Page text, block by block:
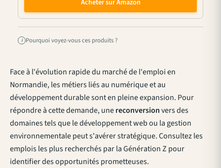
i Pourquoi voyez-vous ces produits ?
Face à l'évolution rapide du marché de l'emploi en
Normandie, les métiers liés au numérique et au
développement durable sont en pleine expansion. Pour
répondre à cette demande, unereconversionvers des
domaines tels que le développement web ou la gestion
environnementale peut s'avérer stratégique. Consultezles
emplois les plus recherchés par la Génération Z pour
identifier des opportunités prometteuses.